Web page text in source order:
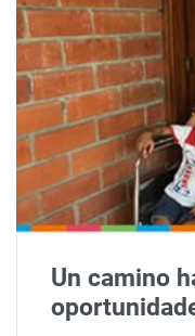
Un camino